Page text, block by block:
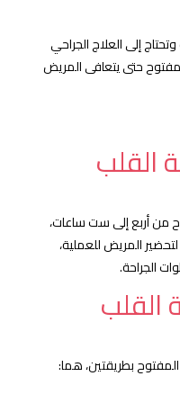
إلى العلاج الجراحي
حتى يتعافى المريض
القلب
من أربع إلى ست ساعات،
المريض للعملية،
الجراحة.
القلب
بطريقتين، هما: